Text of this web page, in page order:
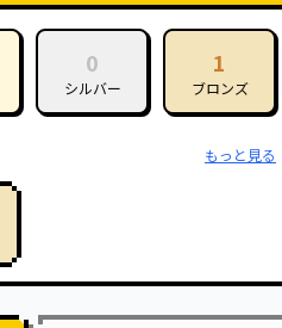
0
シルバー
1
ブロンズ
もっと見る